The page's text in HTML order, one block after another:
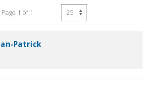
Page 1 of 1
Patrick